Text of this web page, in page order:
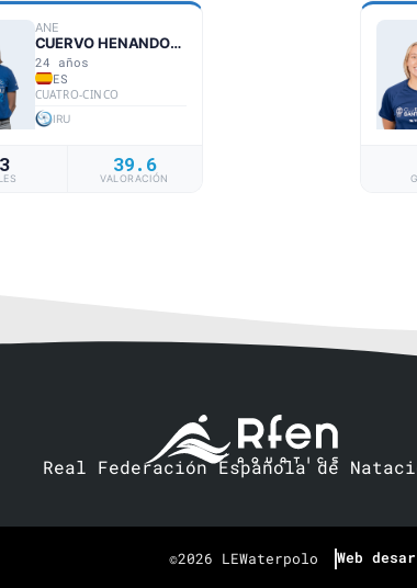
ANE
CUERVO HENANDORENA
24 años
ES
CUATRO-CINCO
IRU
39.6
VALORACIÓN
Real Federación Española de
©2026 LEWaterpolo Web